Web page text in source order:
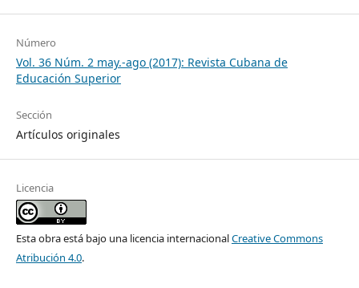
Número
Vol. 36 Núm. 2 may.-ago (2017): Revista Cubana de
Educación Superior
Sección
Artículos originales
Licencia
Esta obra está bajo una licencia internacionalCreative Commons
Atribución 4.0.